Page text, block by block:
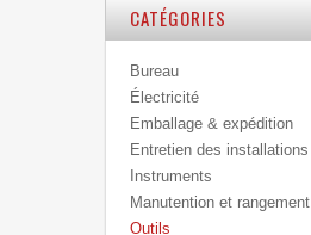
CATÉGORIES
Bureau
Électricité
Emballage & expédition
Entretien des installations
Instruments
Manutention et rangement
Outils